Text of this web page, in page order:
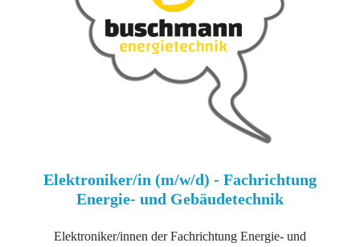
Elektroniker/in (m/w/d) - Fachrichtung
Energie- und Gebäudetechnik
Elektroniker/innen der Fachrichtung Energie- und